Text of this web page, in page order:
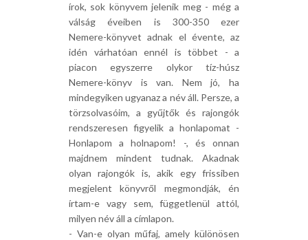
írok, sok könyvem jelenik meg - még a
válság éveiben is 300-350 ezer
Nemere-könyvet adnak el évente, az
idén várhatóan ennél is többet - a
piacon egyszerre olykor tíz-húsz
Nemere-könyv is van. Nem jó, ha
mindegyiken ugyanaz a név áll. Persze, a
törzsolvasóim, a gyűjtők és rajongók
rendszeresen figyelik a honlapomat -
Honlapom a holnapom! -, és onnan
majdnem mindent tudnak. Akadnak
olyan rajongók is, akik egy frissiben
megjelent könyvről megmondják, én
írtam-e vagy sem, függetlenül attól,
milyen név áll a címlapon.
- Van-e olyan műfaj, amely különösen